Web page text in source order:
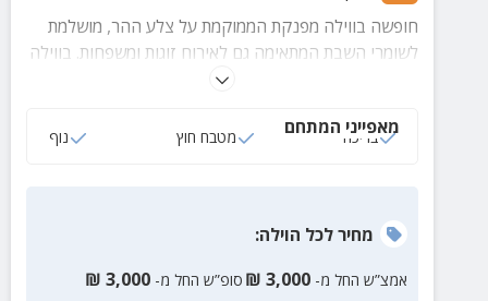
חופשה בווילה מפנקת הממוקמת על צלע ההר, מושלמת
לשומרי השבת המתאימה גם לאירוח זוגות ומשפחות. בווילה
תיהנו מבריכה צלולה, מתחם משחקים הכולל מתקן
חדרי שינה, 3 חדרי רחצה ועוד שלל פינוקים רבים.
מאפייני המתחם
בריכה מטבח חוץ נוף
מחירלכל הוילה:
אמצ”ש החל מ- 3,000
₪ סופ”ש החל מ- 3,000
₪